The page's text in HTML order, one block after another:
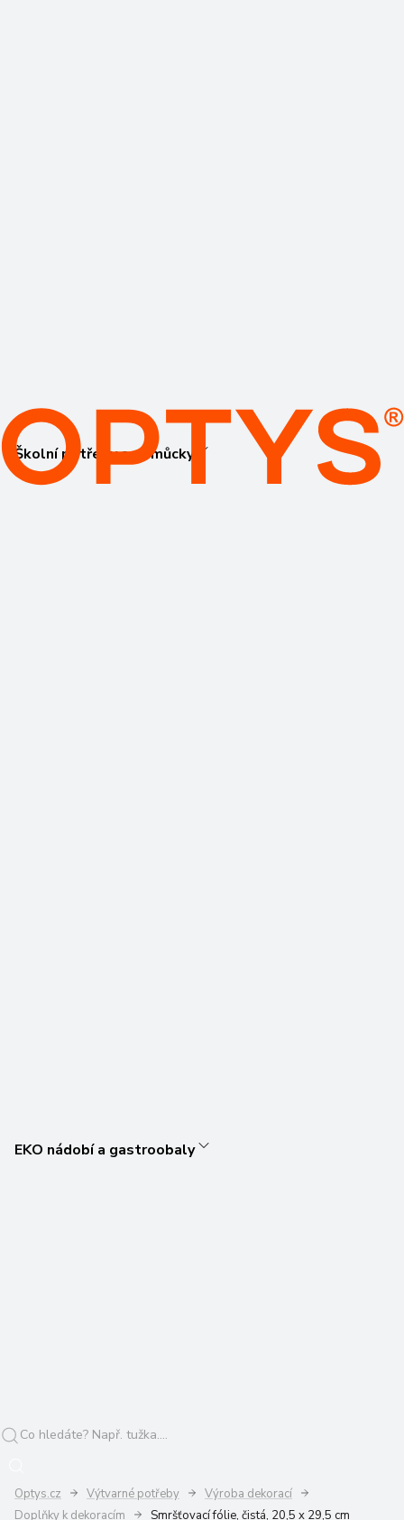
Školní potřeby a pomůcky
EKO nádobí a gastroobaly
Optys.cz Výtvarné potřeby
Výroba dekorací
Doplňky k dekoracím
Smršťovací fólie, čistá, 20,5 x 29,5 cm